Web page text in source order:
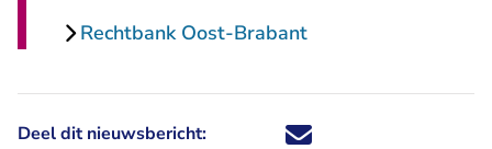
Rechtbank Oost-Brabant
Deel dit nieuwsbericht: Deel dit nieuwsbericht via X -
Deel dit nieuwsbericht via
Deel dit nieuwsbericht
Deel dit